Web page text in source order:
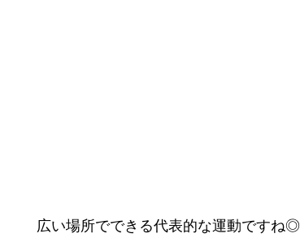
広い場所でできる代表的な運動ですね◎